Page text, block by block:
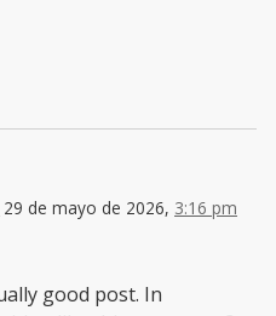
29 de mayo de 2026, 3:16 pm
good post. In